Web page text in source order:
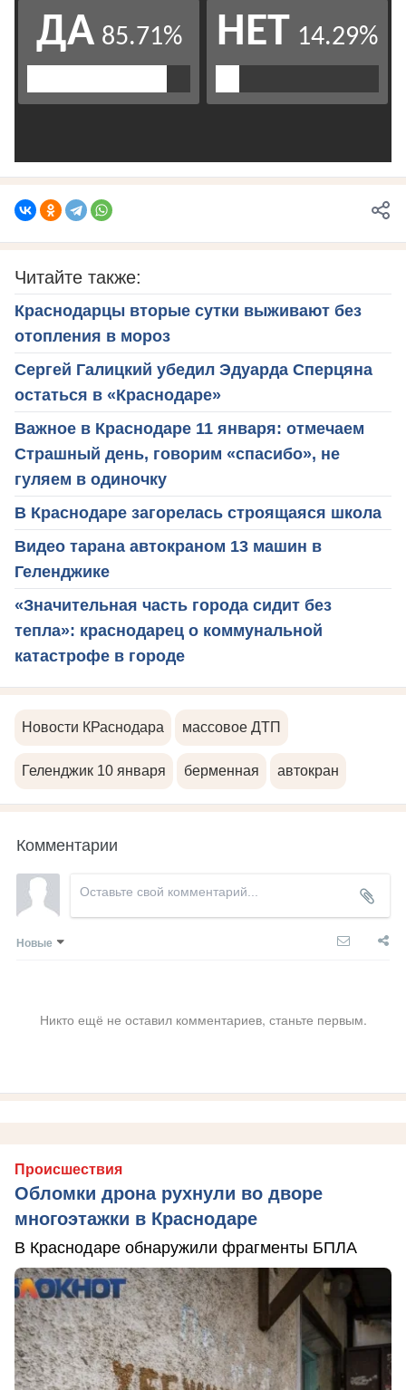
Читайте также:
Краснодарцы вторые сутки выживают без
отопления в мороз
Сергей Галицкий убедил Эдуарда Сперцяна
остаться в «Краснодаре»
Важное в Краснодаре 11 января: отмечаем
Страшный день, говорим «спасибо», не
гуляем в одиночку
В Краснодаре загорелась строящаяся школа
Видео тарана автокраном 13 машин в
Геленджике
«Значительная часть города сидит без
тепла»: краснодарец о коммунальной
катастрофе в городе
Новости КРаснодара массовое ДТП
Геленджик 10 января берменная автокран
Комментарии
Новые
Никто ещё не оставил комментариев, станьте первым.
Происшествия
Обломки дрона рухнули во дворе
многоэтажки в Краснодаре
В Краснодаре обнаружили фрагменты БПЛА